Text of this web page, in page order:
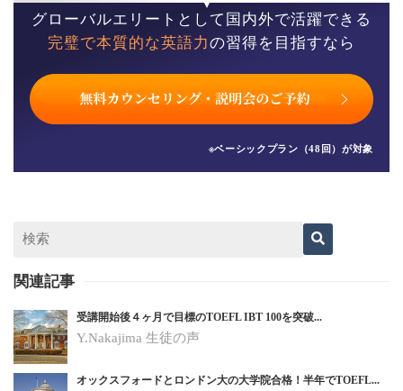
グローバルエリートとして国内外で活躍できる
完璧で本質的な英語力の習得を目指すなら
※ベーシックプラン（48回）が対象
関連記事
受講開始後４ヶ月で目標のTOEFL IBT 100を突破...
Y.Nakajima 生徒の声
オックスフォードとロンドン大の大学院合格！半年でTOEFL...